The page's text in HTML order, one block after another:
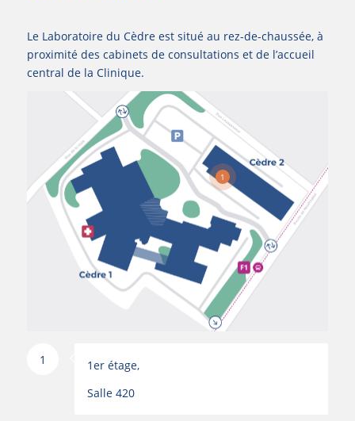
Le Laboratoire du Cèdre est situé au rez-de-chaussée, à
proximité des cabinets de consultations et de l’accueil
central de la Clinique.
1
1
1er étage,
Salle 420